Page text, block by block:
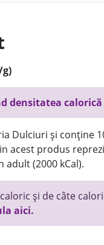
g)
densitatea
Dulciuri și conține
acest produs
(2000 kCal).
și de câte
aici.